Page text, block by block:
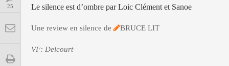
CINE-SERIES-ANIME
MUSIQUE
25 Le silence est d’ombre par Loic Clément et Sanoe
Une review en silence de BRUCE LIT
VF: Delcourt
Panini Patrick Faivre Presse
Présence Punisher Rock Semic
Tornado Urban Vertigo